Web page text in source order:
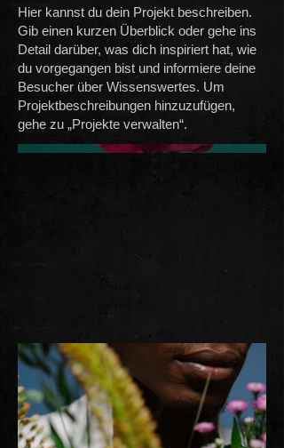
Hier kannst du dein Projekt beschreiben.
Gib einen kurzen Überblick oder gehe ins
Detail darüber, was dich inspiriert hat, wie
du vorgegangen bist und informiere deine
Besucher über Wissenswertes. Um
Projektbeschreibungen hinzuzufügen,
gehe zu „Projekte verwalten“.